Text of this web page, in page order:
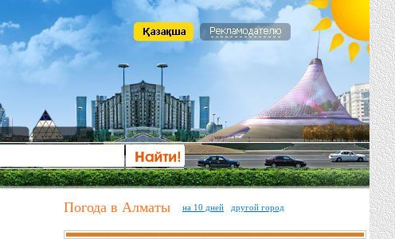
Погода в Алматы на 10 дней другой город